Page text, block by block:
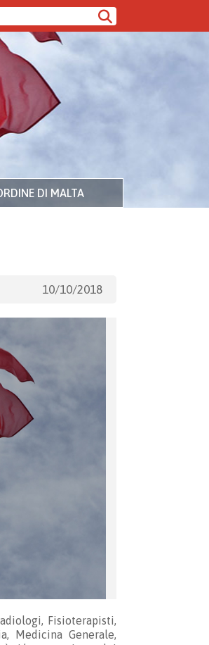
DI MALTA
10/10/2018
Fisioterapisti,
Medicina Generale,